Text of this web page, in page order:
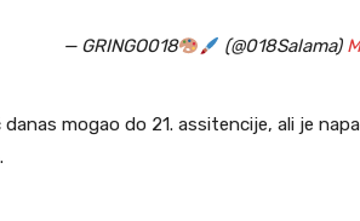
— GRINGO018 (@018Salama)
mogao do 21. assitencije, ali je